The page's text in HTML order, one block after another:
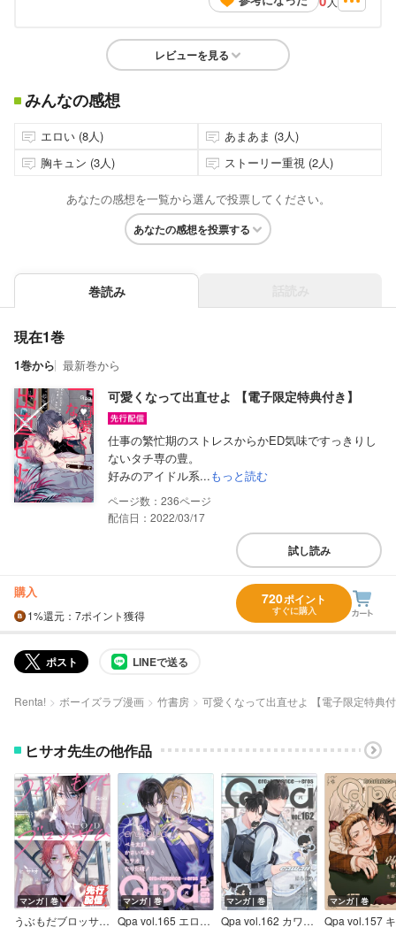
レビューを見る
みんなの感想
エロい (8人)
あまあま (3人)
胸キュン (3人)
ストーリー重視 (2人)
あなたの感想を一覧から選んで投票してください。
あなたの感想を投票する
巻読み
現在1巻
1巻から 最新巻から
可愛くなって出直せよ 【電子限定特典付き】
仕事の繁忙期のストレスからかED気味ですっきりし
ないタチ専の豊。
好みのアイドル系...もっと読む
236
配信日：2022/03/17
試し読み
購入
1%還元 ：7ポイント獲得
720ポイント
すぐに購入
ポスト LINEで送る
Renta! ボーイズラブ漫画 竹書房 可愛くなって出直せよ 【電子限定特典
ヒサオ先生の他作品
マンガ｜巻
うぶもだブロッサム 【電子限定特典付き】
マンガ｜巻
Qpa vol.165 エロカワ
マンガ｜巻
Qpa vol.162 カワイイ
マンガ｜巻
Qpa vol.157